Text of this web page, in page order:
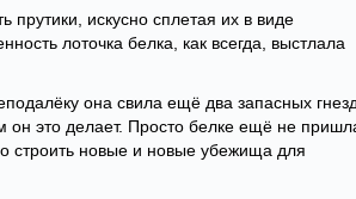
прутики, искусно сплетая их в виде
лоточка белка, как всегда, выстлала
она свила ещё два запасных
он это делает. Просто белке ещё не
строить новые и новые убежища для